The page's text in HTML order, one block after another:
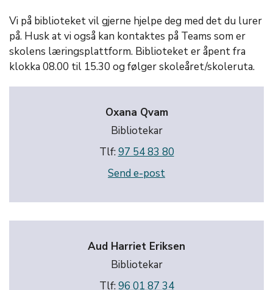
Vi på biblioteket vil gjerne hjelpe deg med det du lurer
på. Husk at vi også kan kontaktes på Teams som er
skolens læringsplattform. Biblioteket er åpent fra
klokka 08.00 til 15.30 og følger skoleåret/skoleruta.
Oxana Qvam
Bibliotekar
Tlf: 97 54 83 80
Send e-post
Aud Harriet Eriksen
Bibliotekar
Tlf: 96 01 87 34